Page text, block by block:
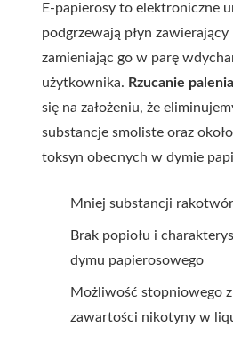
E-papierosy to elektroniczne
podgrzewają płyn
zamieniając go w parę
użytkownika. Rzucanie
się na założeniu, że
substancje smoliste oraz
toksyn obecnych w dymie
Mniej substancji
Brak popiołu i
dymu papierosowego
Możliwość stopniowego
zawartości nikotyny w